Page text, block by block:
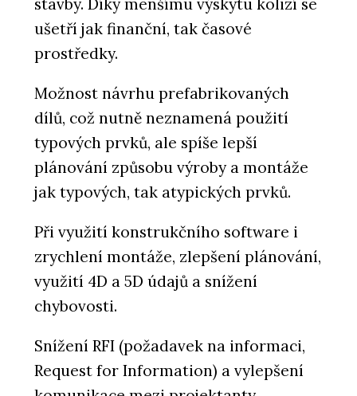
ušetří jak finanční, tak časové
prostředky.
Možnost návrhu prefabrikovaných
dílů, což nutně neznamená použití
typových prvků, ale spíše lepší
plánování způsobu výroby a montáže
jak typových, tak atypických prvků.
Při využití konstrukčního software i
zrychlení montáže, zlepšení plánování,
využití 4D a 5D údajů a snížení
chybovosti.
Snížení RFI (požadavek na informaci,
Request for Information) a vylepšení